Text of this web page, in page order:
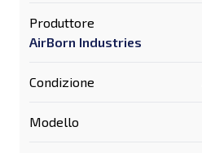
Produttore
AirBorn Industries
Condizione
Modello